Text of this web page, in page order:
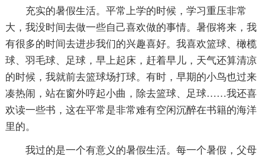
充实的暑假生活。平常上学的时候，学习重压非常
大，我没时间去做一些自己喜欢做的事情。暑假将来，我
有很多的时间去进步我们的兴趣喜好。我喜欢篮球、橄榄
球、羽毛球、足球，早上起床，赶着早儿，天气还算清凉
的时候，我就前去篮球场打球。有时，早期的小鸟也过来
凑热闹，站在窗外哼起小曲，除去篮球、足球……我还喜
欢读一些书，这在平常是非常难有空闲沉醉在书籍的海洋
里的。
我过的是一个有意义的暑假生活。每一个暑假，父母